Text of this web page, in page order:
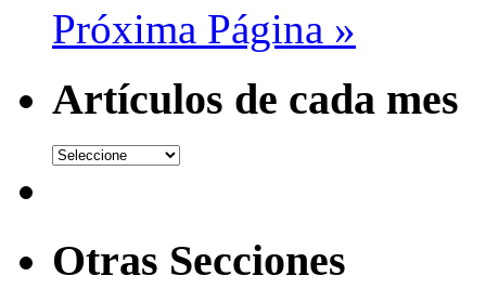
Próxima Página »
Artículos de cada mes
Otras Secciones